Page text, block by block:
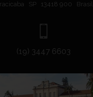
SP 13418 900 Brasil
(19) 3447 6603